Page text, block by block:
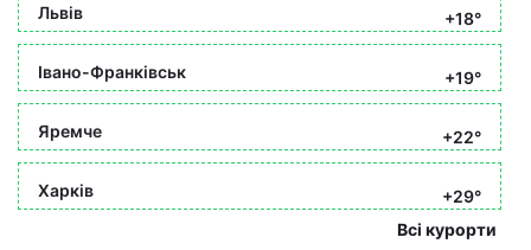
Львів +18°
Івано-Франківськ +19°
Яремче +22°
Харків
+29°
Всі курорти